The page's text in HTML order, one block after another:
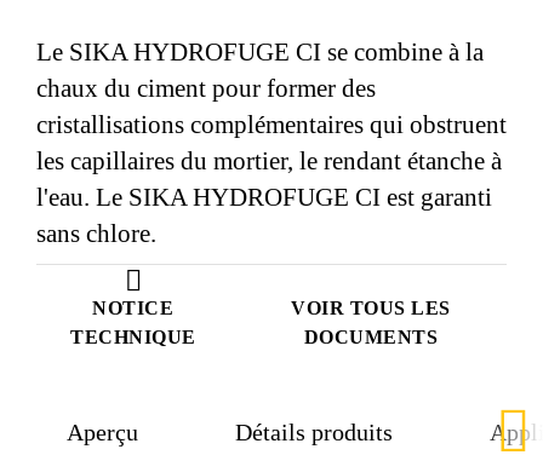
NOTICE
TECHNIQUE
VOIR TOUS LES
DOCUMENTS
Le SIKA HYDROFUGE CI se combine à la
chaux du ciment pour former des
cristallisations complémentaires qui obstruent
les capillaires du mortier, le rendant étanche à
l'eau. Le SIKA HYDROFUGE CI est garanti
sans chlore.
Aperçu Détails produits